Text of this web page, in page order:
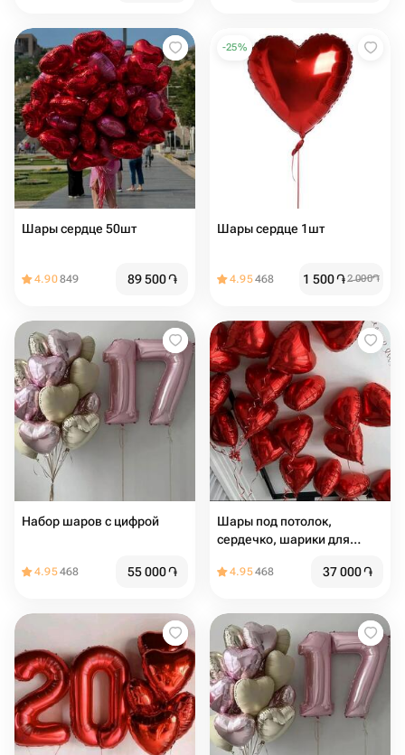
Шары сердце 50шт
4.90849 89 500֏
-25%
Шары сердце 1шт
4.95468 1 500֏2 000֏
Набор шаров с цифрой
4.95468 55 000֏
Шары под потолок,
сердечко, шарики для
4.95468 37 000֏